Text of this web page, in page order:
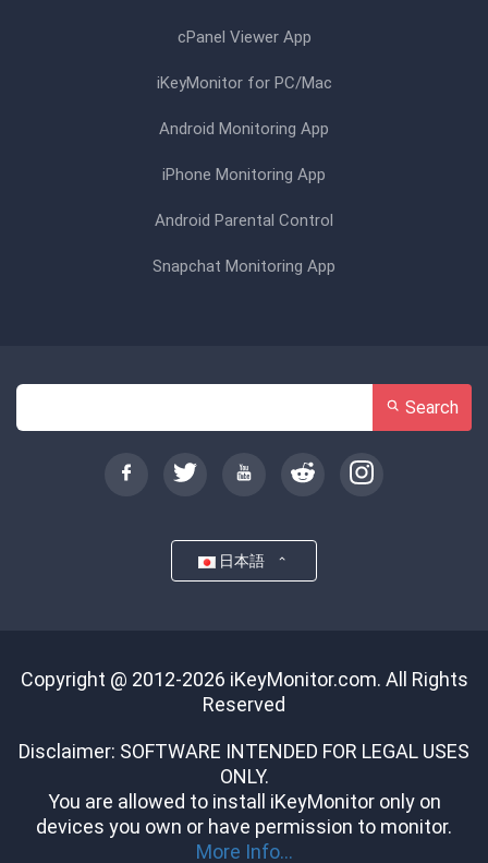
cPanel Viewer App
iKeyMonitor for PC/Mac
Android Monitoring App
iPhone Monitoring App
Android Parental Control
Snapchat Monitoring App
Search
日本語
Copyright @ 2012-2026 iKeyMonitor.com. All Rights
Reserved
Disclaimer: SOFTWARE INTENDED FOR LEGAL USES
ONLY.
You are allowed to install iKeyMonitor only on
devices you own or have permission to monitor.
More Info...